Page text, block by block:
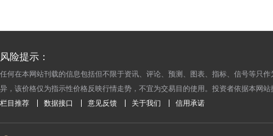
2016-07-19
2016-07-14
2016-07-13
风险提示：
任何在本网站刊载的信息包括但不限于资讯、评论、预测、图表、指标、信号等只
异，该价格仅为指示性价格反映行情走势，不宜为交易目的使用。投资者依据本网
栏目推荐 数据接口 意见反馈 关于我们 信用承诺